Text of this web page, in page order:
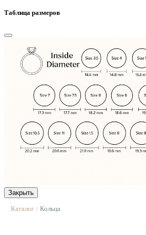
Таблица размеров
Закрыть
Каталог | Кольца